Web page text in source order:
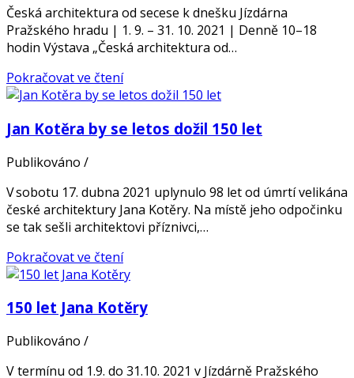
Česká architektura od secese k dnešku Jízdárna
Pražského hradu | 1. 9. – 31. 10. 2021 | Denně 10–18
hodin Výstava „Česká architektura od…
Pokračovat ve čtení
Jan Kotěra by se letos dožil 150 let
Publikováno /
V sobotu 17. dubna 2021 uplynulo 98 let od úmrtí velikána
české architektury Jana Kotěry. Na místě jeho odpočinku
se tak sešli architektovi příznivci,…
Pokračovat ve čtení
150 let Jana Kotěry
Publikováno /
V termínu od 1.9. do 31.10. 2021 v Jízdárně Pražského